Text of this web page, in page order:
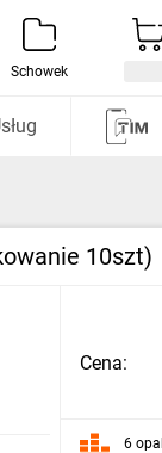
Schowek
10szt)
Cena:
6